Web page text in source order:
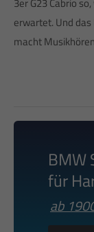
erwartet. Und
macht
BMW
für
ab